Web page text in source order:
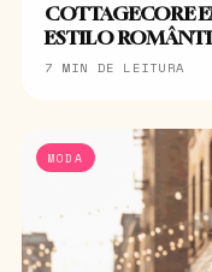
COTTAGECORE
ESTILO
7 MIN DE LEITURA
MODA